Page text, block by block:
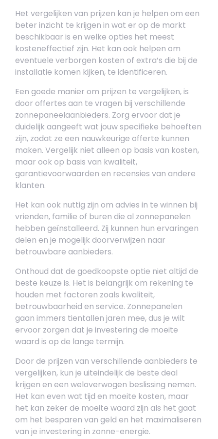
Het vergelijken van prijzen kan je helpen om een
beter inzicht te krijgen in wat er op de markt
beschikbaar is en welke opties het meest
kosteneffectief zijn. Het kan ook helpen om
eventuele verborgen kosten of extra’s die bij de
installatie komen kijken, te identificeren.
Een goede manier om prijzen te vergelijken, is
door offertes aan te vragen bij verschillende
zonnepaneelaanbieders. Zorg ervoor dat je
duidelijk aangeeft wat jouw specifieke behoeften
zijn, zodat ze een nauwkeurige offerte kunnen
maken. Vergelijk niet alleen op basis van kosten,
maar ook op basis van kwaliteit,
garantievoorwaarden en recensies van andere
klanten.
Het kan ook nuttig zijn om advies in te winnen bij
vrienden, familie of buren die al zonnepanelen
hebben geïnstalleerd. Zij kunnen hun ervaringen
delen en je mogelijk doorverwijzen naar
betrouwbare aanbieders.
Onthoud dat de goedkoopste optie niet altijd de
beste keuze is. Het is belangrijk om rekening te
houden met factoren zoals kwaliteit,
betrouwbaarheid en service. Zonnepanelen
gaan immers tientallen jaren mee, dus je wilt
ervoor zorgen dat je investering de moeite
waard is op de lange termijn.
Door de prijzen van verschillende aanbieders te
vergelijken, kun je uiteindelijk de beste deal
krijgen en een weloverwogen beslissing nemen.
Het kan even wat tijd en moeite kosten, maar
het kan zeker de moeite waard zijn als het gaat
om het besparen van geld en het maximaliseren
van je investering in zonne-energie.